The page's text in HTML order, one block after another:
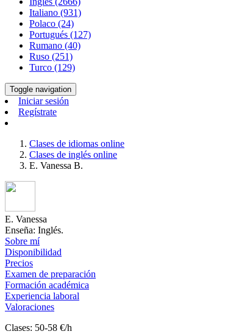
Italiano (931)
Polaco (24)
Portugués (127)
Rumano (40)
Ruso (251)
Turco (129)
Toggle navigation
Iniciar sesión
Regístrate
Clases de idiomas online
Clases de inglés online
E. Vanessa B.
E. Vanessa
Enseña: Inglés.
Sobre mí
Disponibilidad
Precios
Examen de preparación
Formación académica
Experiencia laboral
Valoraciones
Clases: 50-58 €/h